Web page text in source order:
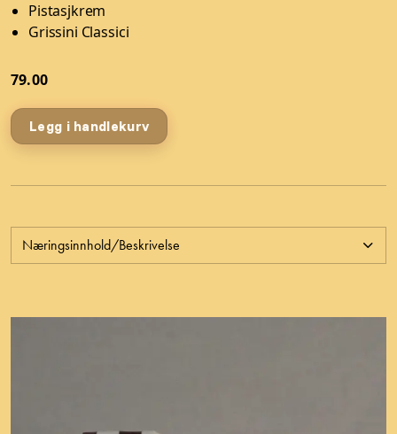
Pistasjkrem
Grissini Classici
79.00
Legg i handlekurv
Næringsinnhold/Beskrivelse